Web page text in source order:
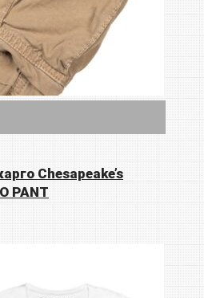
Chesapeake’s
PANT